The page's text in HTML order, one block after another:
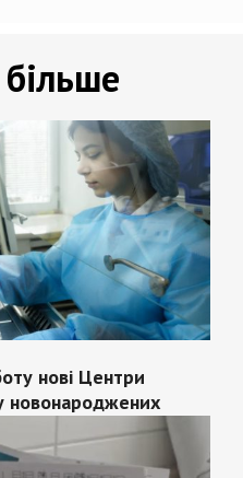
нові Центри
новонароджених